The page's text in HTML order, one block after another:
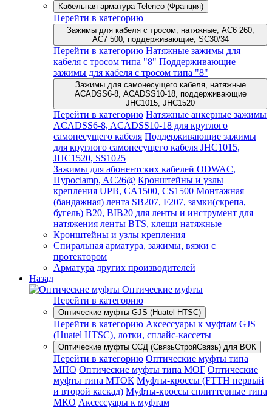
Кабельная арматура Telenco (Франция)
Перейти в категорию
Зажимы для кабеля с тросом, натяжные, AC6 260,
AC7 500, поддерживающие, SC30/34
Перейти в категорию Натяжные зажимы для
кабеля с тросом типа "8" Поддерживающие
зажимы для кабеля с тросом типа "8"
Зажимы для самонесущего кабеля, натяжные
ACADSS6-8, ACADSS10-18, поддерживающие
JHC1015, JHC1520
Перейти в категорию Натяжные анкерные зажимы
ACADSS6-8, ACADSS10-18 для круглого
самонесущего кабеля Поддерживающие зажимы
для круглого самонесущего кабеля JHC1015,
JHC1520, SS1025
Зажимы для абонентских кабелей ODWAC,
Hypoclamp, AC26@ Кронштейны и узлы
крепления UPB, CA1500, CS1500 Монтажная
(бандажная) лента SB207, F207, замки(скрепа,
бугель) B20, BIB20 для ленты и инструмент для
натяжения ленты BTS, клещи натяжные
Кронштейны и узлы крепления
Спиральная арматура, зажимы, вязки с
протектором
Арматура других производителей
Назад
Оптические муфты
Перейти в категорию
Оптические муфты GJS (Huatel HTSC)
Перейти в категорию Аксессуары к муфтам GJS
(Huatel HTSC), лотки, сплайс-кассеты
Оптические муфты ССД (СвязьСтройСвязь) для ВОК
Перейти в категорию Оптические муфты типа
МПО Оптические муфты типа МОГ Оптические
муфты типа МТОК Муфты-кроссы (FTTH первый
и второй каскад) Муфты-кроссы сплиттерные типа
МКО Аксессуары к муфтам